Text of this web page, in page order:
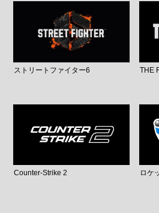
ストリートファイター6 THE
Counter-Strike 2 ロケ